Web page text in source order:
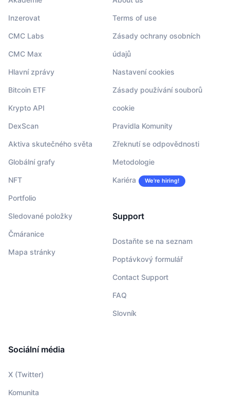
Inzerovat
CMC Labs
CMC Max
Hlavní zprávy
Bitcoin ETF
Krypto API
DexScan
Aktiva skutečného světa
Globální grafy
NFT
Portfolio
Sledované položky
Čmáranice
Mapa stránky
Terms of use
Zásady ochrany osobních
údajů
Nastavení cookies
Zásady používání souborů
cookie
Pravidla Komunity
Zřeknutí se odpovědnosti
Metodologie
Kariéra We’re hiring!
Support
Dostaňte se na seznam
Poptávkový formulář
Contact Support
FAQ
Slovník
Sociální média
X (Twitter)
Komunita